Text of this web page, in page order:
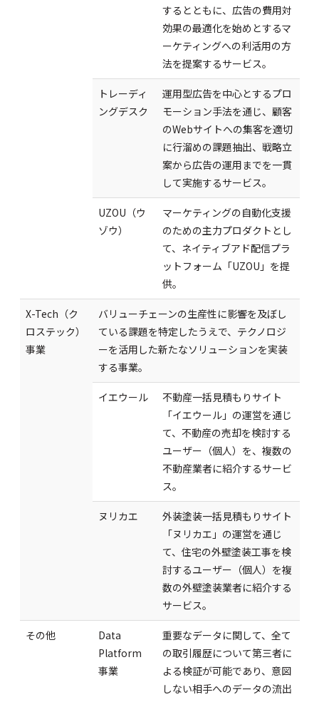
するとともに、広告の費用対
効果の最適化を始めとするマ
ーケティングへの利活用の方
法を提案するサービス。
トレーディ
ングデスク
運用型広告を中心とするプロ
モーション手法を通じ、顧客
のWebサイトへの集客を適切
に行溜めの課題抽出、戦略立
案から広告の運用までを一貫
して実施するサービス。
UZOU（ウ
ゾウ）
マーケティングの自動化支援
のための主力プロダクトとし
て、ネイティブアド配信プラ
ットフォーム「UZOU」を提
供。
X-Tech（ク
ロステック）
事業
バリューチェーンの生産性に影響を及ぼし
ている課題を特定したうえで、テクノロジ
ーを活用した新たなソリューションを実装
する事業。
イエウール
不動産一括見積もりサイト
「イエウール」の運営を通じ
て、不動産の売却を検討する
ユーザー（個人）を、複数の
不動産業者に紹介するサービ
ス。
ヌリカエ
外装塗装一括見積もりサイト
「ヌリカエ」の運営を通じ
て、住宅の外壁塗装工事を検
討するユーザー（個人）を複
数の外壁塗装業者に紹介する
サービス。
その他
Data
Platform
事業
重要なデータに関して、全て
の取引履歴について第三者に
よる検証が可能であり、意図
しない相手へのデータの流出